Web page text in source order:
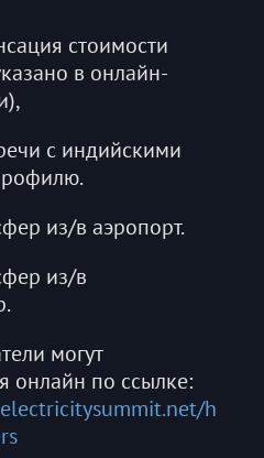
стоимости
в онлайн-
с индийскими
из/в аэропорт.
из/в
могут
онлайн по ссылке:
h